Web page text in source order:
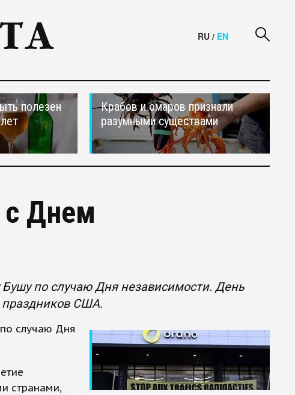
RU / EN
полезен
Крабов и омаров признали
разумными существами
с Днем
по случаю Дня независимости. День
праздников США.
случаю Дня
странами,